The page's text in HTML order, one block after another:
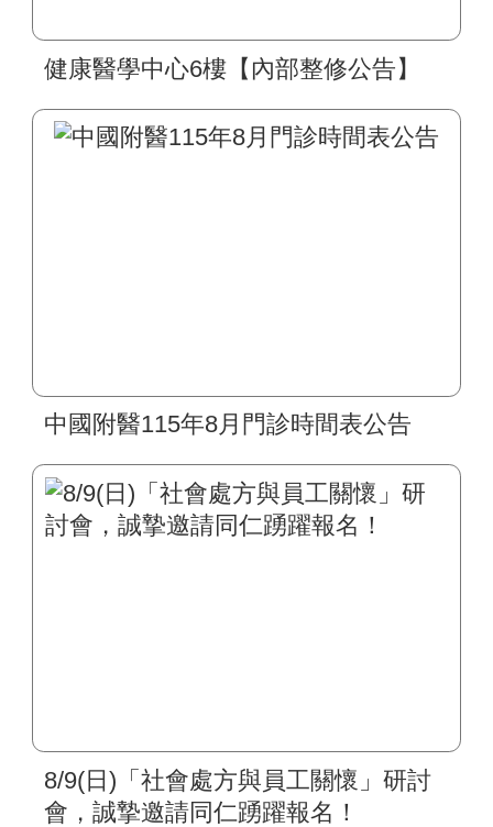
健康醫學中心6樓【內部整修公告】
中國附醫115年8月門診時間表公告
8/9(日)「社會處方與員工關懷」研討
會，誠摯邀請同仁踴躍報名！